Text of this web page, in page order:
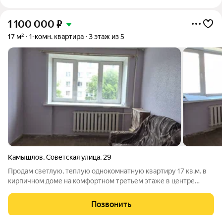
1 100 000 ₽
17 м² 1-комн. квартира 3 этаж из 5
Камышлов,Советская улица, 29
Продам светлую, теплую однокомнатную квартиру 17 кв.м. в
кирпичном доме на комфортном третьем этаже в центре
Выполнен косметический ремонт: потолки - плитка, окно
пластиковый стеклопакет, стены
Позвонить